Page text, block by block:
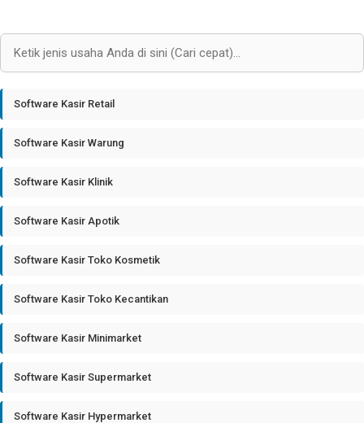
Software Kasir Retail
Software Kasir Warung
Software Kasir Klinik
Software Kasir Apotik
Software Kasir Toko Kosmetik
Software Kasir Toko Kecantikan
Software Kasir Minimarket
Software Kasir Supermarket
Software Kasir Hypermarket